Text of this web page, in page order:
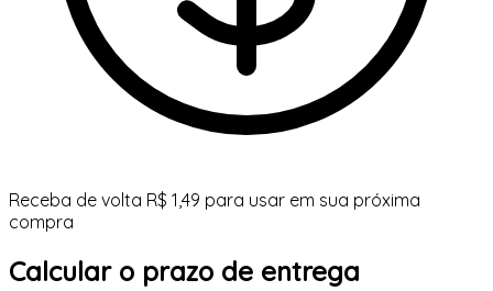
Receba de volta R$ 1,49 para usar em sua próxima
compra
Calcular o prazo de entrega